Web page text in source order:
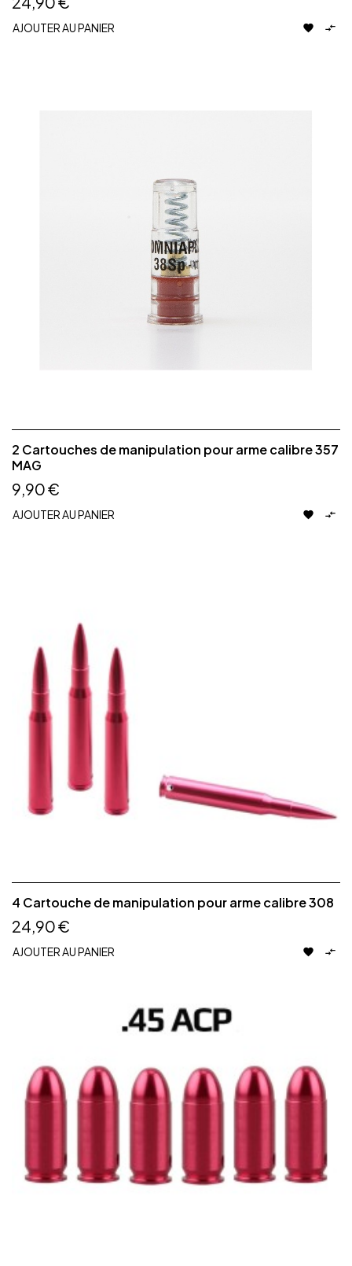
AJOUTER AU PANIER  
2 Cartouches de manipulation pour arme calibre 357
MAG
9,90 €
AJOUTER AU PANIER  
4 Cartouche de manipulation pour arme calibre 308
24,90 €
AJOUTER AU PANIER  